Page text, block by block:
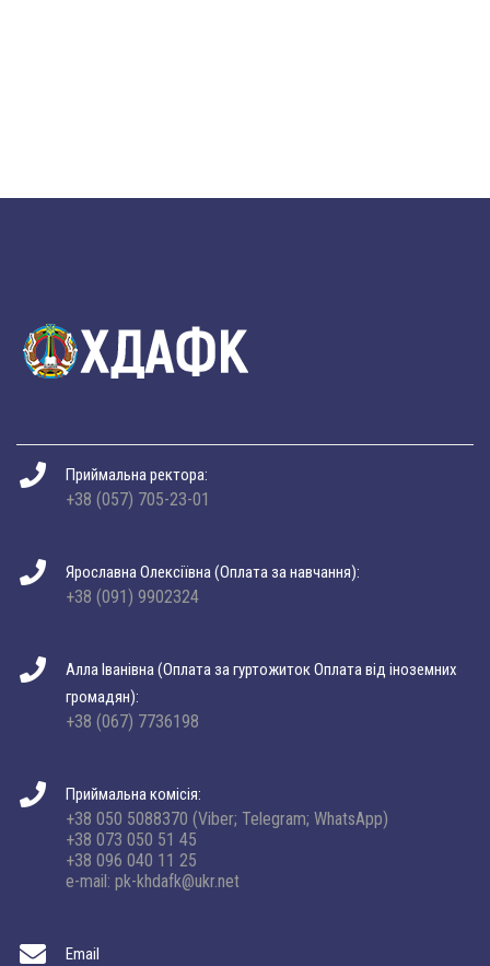
Приймальна ректора:
+38 (057) 705-23-01
Ярославна Олексіївна (Оплата за навчання):
+38 (091) 9902324
Алла Іванівна (Оплата за гуртожиток Оплата від іноземних
громадян):
+38 (067) 7736198
Приймальна комісія:
+38 050 5088370 (Viber; Telegram; WhatsApp)
+38 073 050 51 45
+38 096 040 11 25
e-mail: pk-khdafk@ukr.net
Email